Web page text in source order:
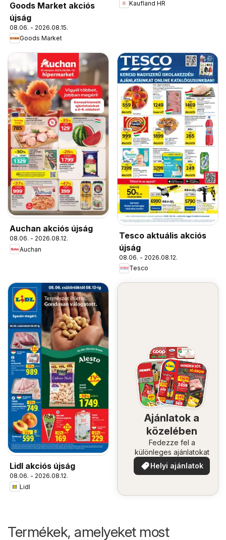
Goods Market akciós
újság
08.06. - 2026.08.15.
Goods Market
Kaufland HR
Auchan akciós újság
08.06. - 2026.08.12.
Auchan
Tesco aktuális akciós
újság
08.06. - 2026.08.12.
Tesco
Lidl akciós újság
08.06. - 2026.08.12.
Lidl
Ajánlatok a
közelében
Fedezze fel a
különleges ajánlatokat
Helyi ajánlatok
Termékek, amelyeket most